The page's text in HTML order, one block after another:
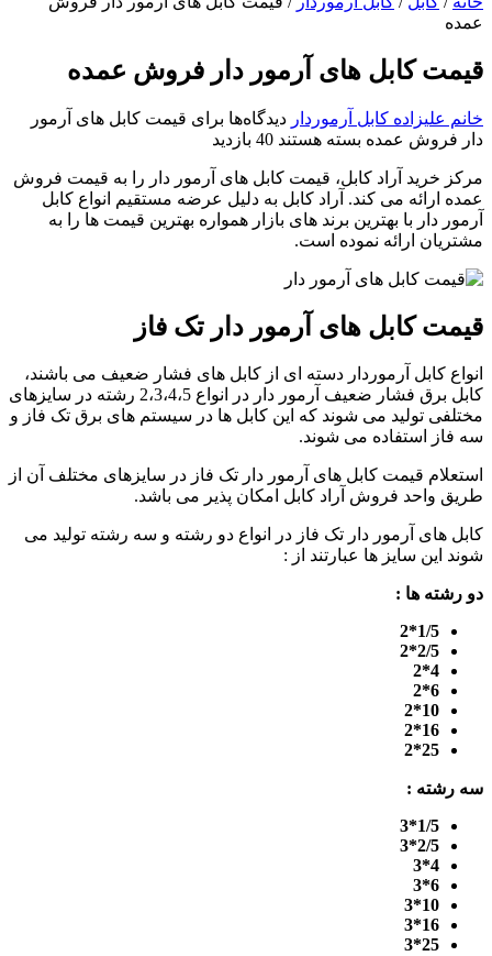
عمده
قیمت کابل های آرمور دار فروش عمده
خانم علیزاده کابل آرموردار دیدگاه‌ها برای قیمت کابل های آرمور
دار فروش عمده بسته هستند 40 بازدید
مرکز خرید آراد کابل، قیمت کابل های آرمور دار را به قیمت فروش
عمده ارائه می کند. آراد کابل به دلیل عرضه مستقیم انواع کابل
آرمور دار با بهترین برند های بازار همواره بهترین قیمت ها را به
مشتریان ارائه نموده است.
قیمت کابل های آرمور دار تک فاز
انواع کابل آرموردار دسته ای از کابل های فشار ضعیف می باشند،
کابل برق فشار ضعیف آرمور دار در انواع 2،3،4،5 رشته در سایزهای
مختلفی تولید می شوند که این کابل ها در سیستم های برق تک فاز و
سه فاز استفاده می شوند.
استعلام قیمت کابل های آرمور دار تک فاز در سایزهای مختلف آن از
طریق واحد فروش آراد کابل امکان پذیر می باشد.
کابل های آرمور دار تک فاز در انواع دو رشته و سه رشته تولید می
شوند این سایز ها عبارتند از :
دو رشته ها :
1/5*2
2/5*2
4*2
6*2
10*2
16*2
25*2
سه رشته :
1/5*3
2/5*3
4*3
6*3
10*3
16*3
25*3